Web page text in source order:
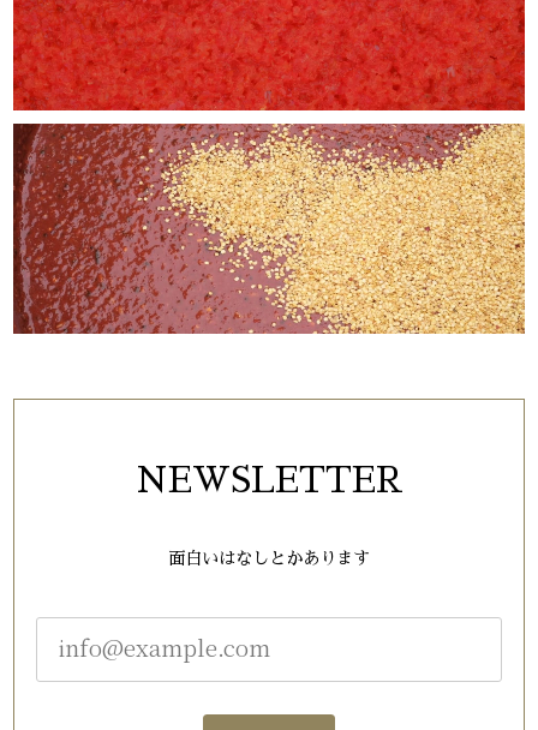
内子入りカンジャンケジャン(約550g)数量限定！
2026/05/20
岩海苔ムッチム(170g)
2026/05/20
柚子入り水キムチ(310g）
2026/05/20
ナスキムチ（310g）
ご飯の良いおかずになり、うれしいです。
NEWSLETTER
面白いはなしとかあります